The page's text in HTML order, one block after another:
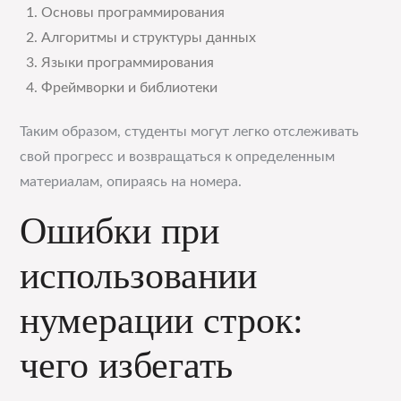
Основы программирования
Алгоритмы и структуры данных
Языки программирования
Фреймворки и библиотеки
Таким образом, студенты могут легко отслеживать
свой прогресс и возвращаться к определенным
материалам, опираясь на номера.
Ошибки при
использовании
нумерации строк:
чего избегать